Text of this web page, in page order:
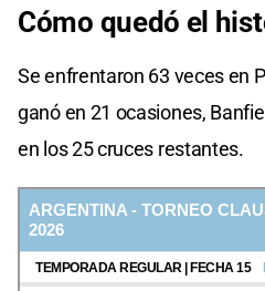
Cómo quedó el
Se enfrentaron 63 veces en
ganó en 21 ocasiones,
en los 25 cruces restantes.